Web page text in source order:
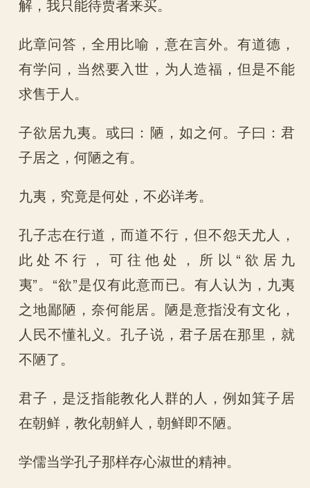
解，我只能待贾者来买。
此章问答，全用比喻，意在言外。有道德，
有学问，当然要入世，为人造福，但是不能
求售于人。
子欲居九夷。或曰：陋，如之何。子曰：君
子居之，何陋之有。
九夷，究竟是何处，不必详考。
孔子志在行道，而道不行，但不怨天尤人，
此处不行，可往他处，所以“欲居九
夷”。“欲”是仅有此意而已。有人认为，九夷
之地鄙陋，奈何能居。陋是意指没有文化，
人民不懂礼义。孔子说，君子居在那里，就
不陋了。
君子，是泛指能教化人群的人，例如箕子居
在朝鲜，教化朝鲜人，朝鲜即不陋。
学儒当学孔子那样存心淑世的精神。